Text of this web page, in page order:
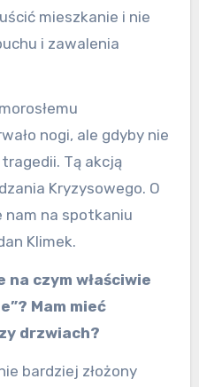
mieszkanie i nie
i zawalenia
nogi, ale gdyby nie
Tą akcją
Kryzysowego. O
nam na spotkaniu
Klimek.
na czym właściwie
Mam mieć
drzwiach?
bardziej złożony